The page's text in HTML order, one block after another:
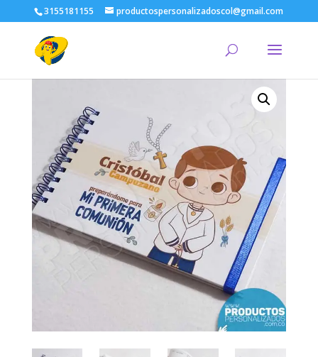
3155181155 productospersonalizadoscol@gmail.com